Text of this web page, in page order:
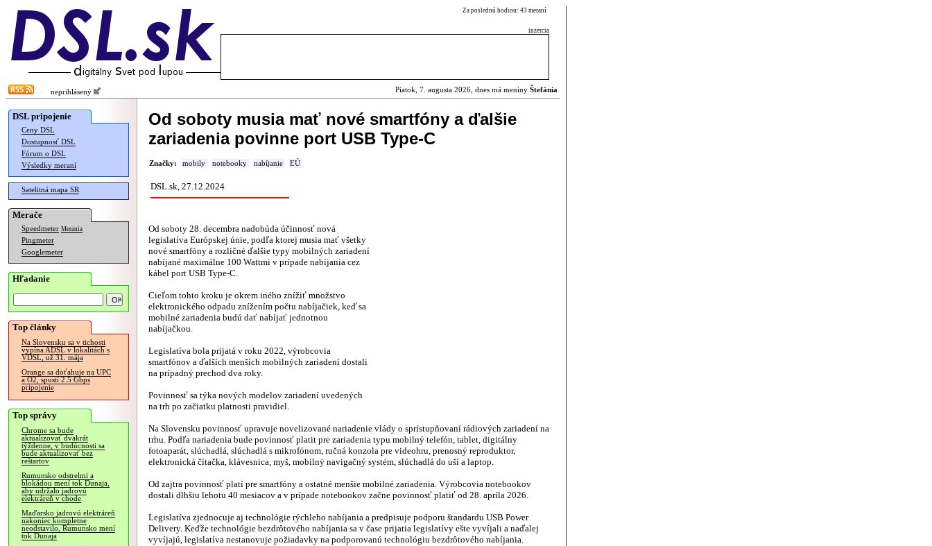
Za poslednú hodinu: 43 meraní
inzercia
neprihlásený Piatok, 7. augusta 2026, dnes má meniny Štefánia
DSL pripojenie
Ceny DSL
Dostupnosť DSL
Fórum o DSL
Výsledky meraní
Satelitná mapa SR
Merače
Speedmeter Merania
Pingmeter
Googlemeter
Hľadanie
Top články
Na Slovensku sa v tichosti
vypína ADSL v lokalitách s
VDSL, už 31. mája
Orange sa doťahuje na UPC
a O2, spustí 2.5 Gbps
pripojenie
Top správy
Chrome sa bude
aktualizovať dvakrát
týždenne, v budúcnosti sa
bude aktualizovať bez
reštartov
Rumunsko odstrelmi a
blokádou mení tok Dunaja,
aby udržalo jadrovú
elektráreň v chode
Maďarsko jadrovú elektráreň
nakoniec kompletne
neodstavilo, Rumunsko mení
tok Dunaja
Od soboty musia mať nové smartfóny a ďalšie
zariadenia povinne port USB Type-C
Značky: mobily notebooky nabíjanie EÚ
DSL.sk, 27.12.2024
Od soboty 28. decembra nadobúda účinnosť nová
legislatíva Európskej únie, podľa ktorej musia mať všetky
nové smartfóny a rozličné ďalšie typy mobilných zariadení
nabíjané maximálne 100 Wattmi v prípade nabíjania cez
kábel port USB Type-C.
Cieľom tohto kroku je okrem iného znížiť množstvo
elektronického odpadu znížením počtu nabíjačiek, keď sa
mobilné zariadenia budú dať nabíjať jednotnou
nabíjačkou.
Legislatíva bola prijatá v roku 2022, výrobcovia
smartfónov a ďalších menších mobilných zariadení dostali
na prípadný prechod dva roky.
Povinnosť sa týka nových modelov zariadení uvedených
na trh po začiatku platnosti pravidiel.
Na Slovensku povinnosť upravuje novelizované nariadenie vlády o sprístupňovaní rádiových zariadení na
trhu. Podľa nariadenia bude povinnosť platit pre zariadenia typu mobilný telefón, tablet, digitálny
fotoaparát, slúchadlá, slúchadlá s mikrofónom, ručná konzola pre videohru, prenosný reproduktor,
elektronická čítačka, klávesnica, myš, mobilný navigačný systém, slúchadlá do uší a laptop.
Od zajtra povinnosť platí pre smartfóny a ostatné menšie mobilné zariadenia. Výrobcovia notebookov
dostali dlhšiu lehotu 40 mesiacov a v prípade notebookov začne povinnosť platiť od 28. apríla 2026.
Legislatíva zjednocuje aj technológie rýchleho nabíjania a predpisuje podporu štandardu USB Power
Delivery. Keďže technológie bezdrôtového nabíjania sa v čase prijatia legislatívy ešte vyvíjali a naďalej
vyvíjajú, legislatíva nestanovuje požiadavky na podporovanú technológiu bezdrôtového nabíjania.